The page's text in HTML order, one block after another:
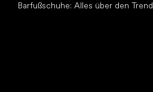
Barfußschuhe: Alles über den Trend